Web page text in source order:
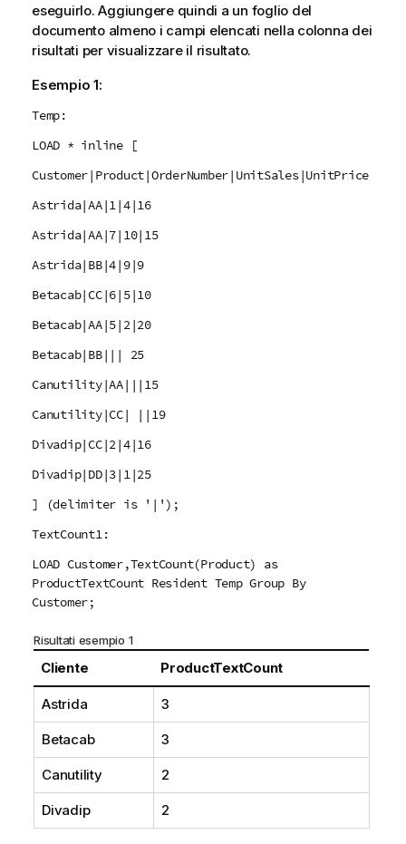
eseguirlo. Aggiungere quindi a un foglio del
documento almeno i campi elencati nella colonna dei
risultati per visualizzare il risultato.
Esempio 1:
Temp:
LOAD * inline [
Customer|Product|OrderNumber|UnitSales|UnitPrice
Astrida|AA|1|4|16
Astrida|AA|7|10|15
Astrida|BB|4|9|9
Betacab|CC|6|5|10
Betacab|AA|5|2|20
Betacab|BB||| 25
Canutility|AA|||15
Canutility|CC| ||19
Divadip|CC|2|4|16
Divadip|DD|3|1|25
] (delimiter is '|');
TextCount1:
LOAD Customer,TextCount(Product) as
ProductTextCount Resident Temp Group By
Customer;
Risultati esempio 1
Cliente ProductTextCount
Astrida 3
Betacab 3
Canutility 2
Divadip 2